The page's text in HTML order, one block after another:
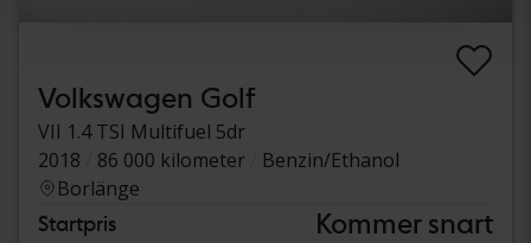
Volkswagen Golf
VII 1.4 TSI Multifuel 5dr
2018
86 000 kilometer
Benzin/Ethanol
Borlänge
Startpris Kommer snart